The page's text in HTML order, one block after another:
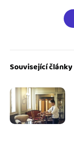
Související články